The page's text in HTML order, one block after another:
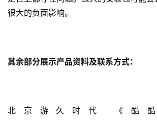
很大的负面影响。
其余部分展示产品资料及联系方式：
北京游久时代 《酷酷